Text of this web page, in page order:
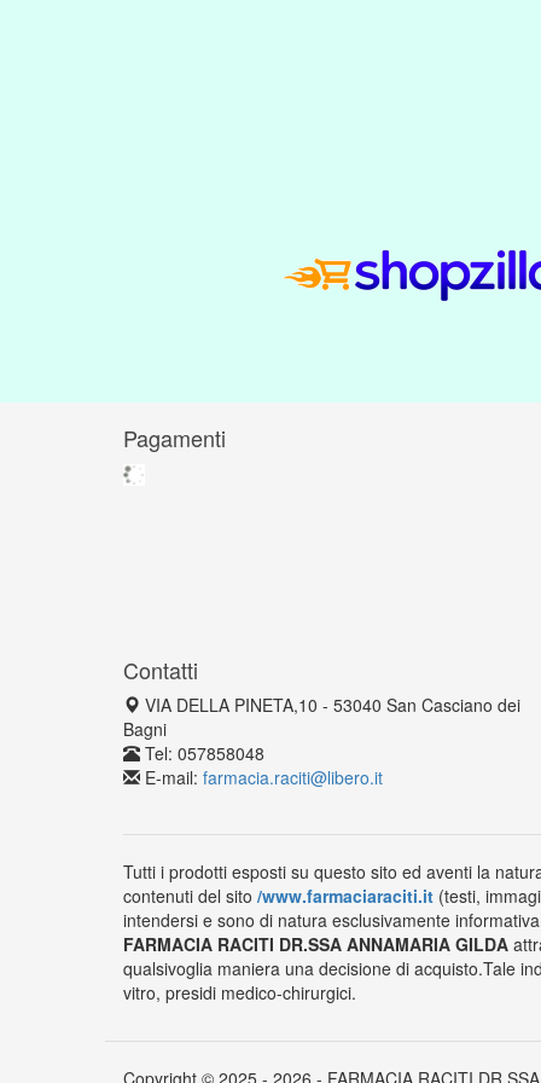
Pagamenti
Contatti
VIA DELLA PINETA,10 - 53040 San Casciano dei
Bagni
Tel: 057858048
E-mail: farmacia.raciti@libero.it
Tutti i prodotti esposti su questo sito ed aventi la
contenuti del sito /www.farmaciaraciti.it (testi,
intendersi e sono di natura esclusivamente
FARMACIA RACITI DR.SSA ANNAMARIA GILDA
qualsivoglia maniera una decisione di acquisto.Tale
vitro, presidi medico-chirurgici.
Copyright © 2025 - 2026 - FARMACIA RACITI